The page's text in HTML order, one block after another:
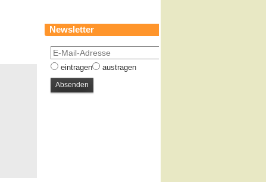
Newsletter
eintragen austragen